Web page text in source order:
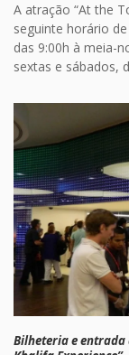
A atração “At the
seguinte horário
das 9:00h à meia-
sextas e sábados,
Bilheteria e entrada